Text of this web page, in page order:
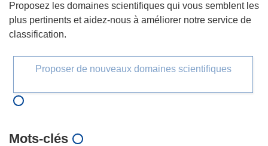
Proposez les domaines scientifiques qui vous semblent les
plus pertinents et aidez-nous à améliorer notre service de
classification.
Proposer de nouveaux domaines scientifiques
Mots‑clés